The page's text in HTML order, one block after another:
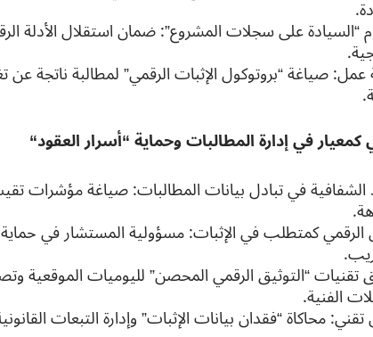
“السيادة على سجلات المشروع”: ضمان استقلال الأدلة
صياغة “بروتوكول الإثبات الرقمي” لمطالبة ناتجة عن
كمعيار في إدارة المطالبات وحماية “أسرار العقود“
في تبادل بيانات المطالبات: صياغة مؤشرات
الرقمي كمتطلب في الإثبات: مسؤولية المستشار في
تقنيات “التوثيق الرقمي المحصن” لليوميات الموقعية
الفنية.
محاكاة “فقدان بيانات الإثبات” وإدارة التبعات